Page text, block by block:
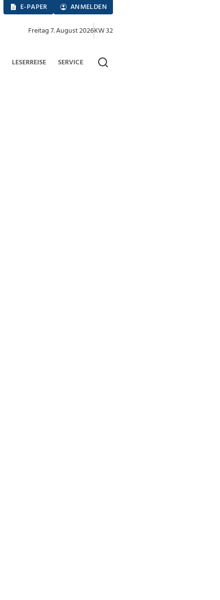
E-PAPER ANMELDEN
Freitag 7. August 2026KW 32
LESERREISE SERVICE